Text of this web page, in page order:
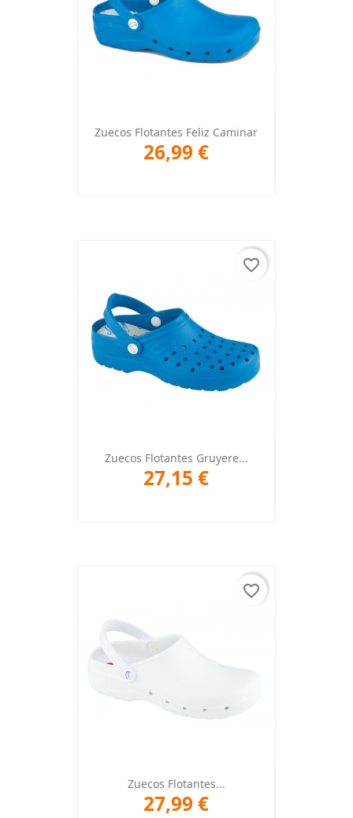
Zuecos Flotantes Feliz Caminar
26,99 €
Zuecos Flotantes Gruyere...
27,15 €
favorite_border
Zuecos Flotantes...
27,99 €
favorite_border